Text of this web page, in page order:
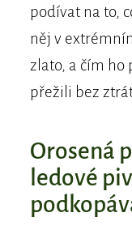
podívat na to,
něj v
zlato, a čím
přežili bez
Orosená
ledové